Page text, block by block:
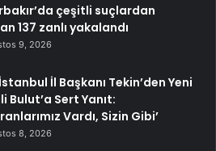
çeşitli suçlardan
137 zanlı yakalandı
9, 2026
İl Başkanı Tekin’den Yeni
Bulut’a Sert Yanıt:
Vardı, Sizin Gibi’
8, 2026